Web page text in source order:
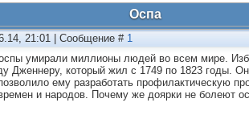
Оспа
21:01 | Сообщение # 1
умирали миллионы людей во всем мире.
Дженнеру, который жил с 1749 по 1823 годы.
ему разработать профилактическую
и народов. Почему же доярки не болеют